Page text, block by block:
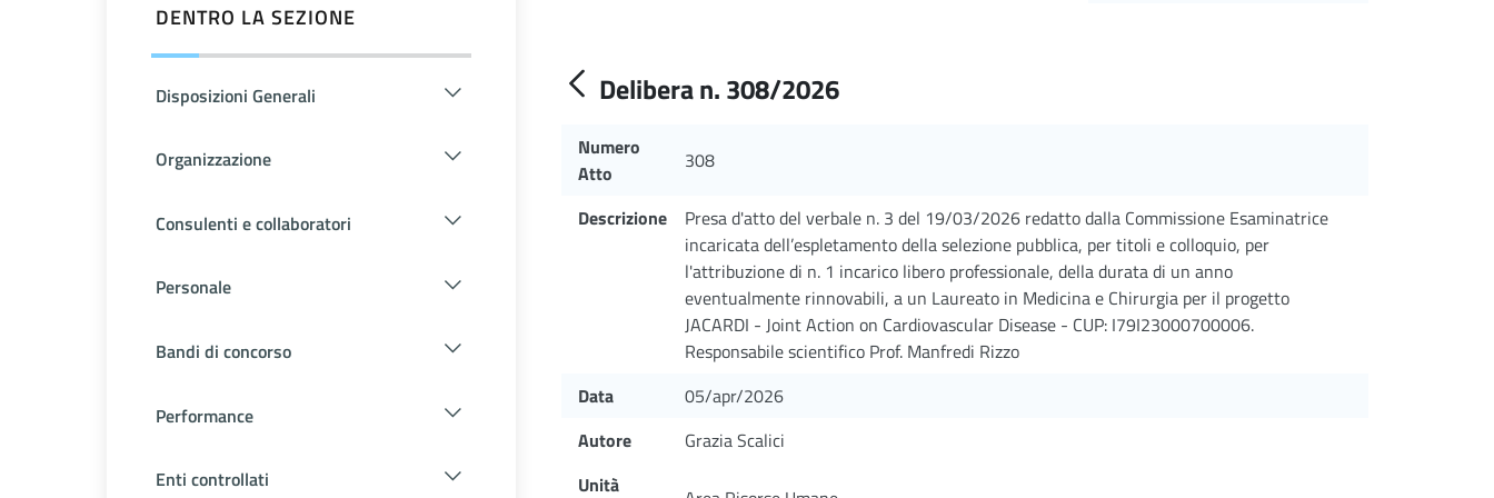
DENTRO LA SEZIONE
Disposizioni Generali
Organizzazione
Consulenti e collaboratori
Personale
Bandi di concorso
Performance
Enti controllati
Delibera n. 308/2026
Numero
Atto
308
Descrizione
Presa d'atto del verbale n. 3 del 19/03/2026 redatto dalla Commissione Esaminatrice
incaricata dell’espletamento della selezione pubblica, per titoli e colloquio, per
l'attribuzione di n. 1 incarico libero professionale, della durata di un anno
eventualmente rinnovabili, a un Laureato in Medicina e Chirurgia per il progetto
JACARDI - Joint Action on Cardiovascular Disease - CUP: I79I23000700006.
Responsabile scientifico Prof. Manfredi Rizzo
Data
05/apr/2026
Autore
Grazia Scalici
Unità